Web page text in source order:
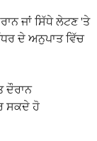
ਜਾਂ ਸਿੱਧੇ ਲੇਟਣ 'ਤੇ
ਦੇ ਅਨੁਪਾਤ ਵਿੱਚ
ਦੌਰਾਨ
ਸਕਦੇ ਹੋ